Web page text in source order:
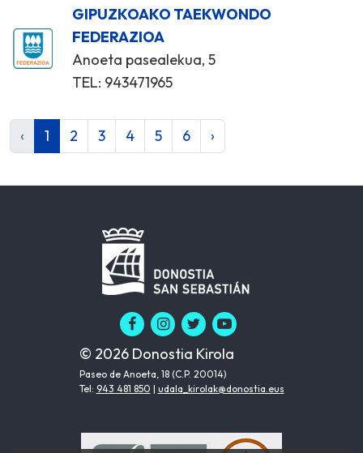
GIPUZKOAKO TAEKWONDO
FEDERAZIOA
Anoeta pasealekua, 5
TEL: 943471965
‹ 1 2 3 4 5 6 ›
© 2026 Donostia Kirola
Paseo de Anoeta, 18 (C.P. 20014)
Tel: 943 481 850 | udala_kirolak@donostia.eus